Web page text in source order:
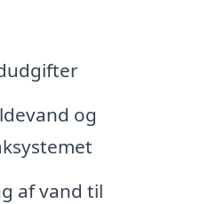
og
af vand til